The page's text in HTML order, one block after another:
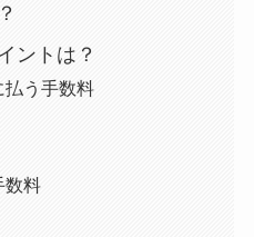
ントは？
払う手数料
数料